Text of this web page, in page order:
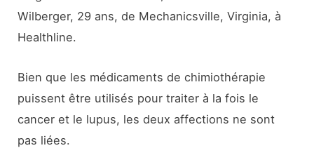
Wilberger, 29 ans, de Mechanicsville, Virginia, à
Healthline.
Bien que les médicaments de chimiothérapie
puissent être utilisés pour traiter à la fois le
cancer et le lupus, les deux affections ne sont
pas liées.